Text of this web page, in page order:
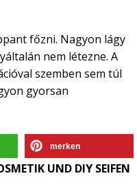
főzni. Nagyon lágy
nem létezne. A
szemben sem túl
gyorsan
merken
UND DIY SEIFEN